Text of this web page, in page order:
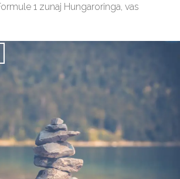
1 zunaj Hungaroringa, vas